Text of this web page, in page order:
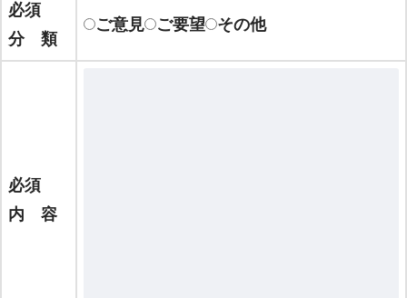
必須
分 類
ご意見 ご要望 その他
必須
内 容